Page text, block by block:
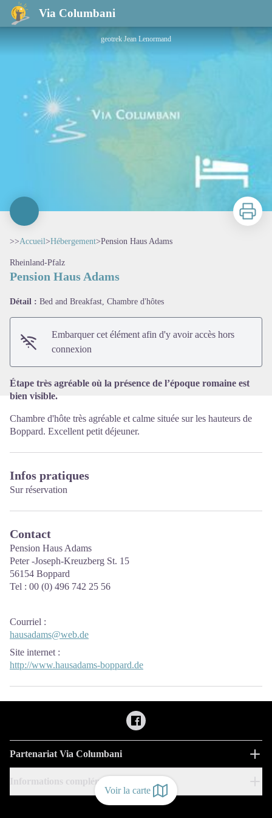
Via Columbani
Pension Haus Adams
Voir la carte
geotrek Jean Lenormand
Imprimer
>>Accueil>Hébergement>Pension Haus Adams
Rheinland-Pfalz
Pension Haus Adams
Détail : Bed and Breakfast, Chambre d'hôtes
Embarquer cet élément afin d'y avoir accès hors
connexion
Étape très agréable où la présence de l’époque romaine est
bien visible.
Chambre d'hôte très agréable et calme située sur les hauteurs de
Boppard. Excellent petit déjeuner.
Infos pratiques
Sur réservation
Contact
Pension Haus Adams
Peter -Joseph-Kreuzberg St. 15
56154 Boppard
Tel : 00 (0) 496 742 25 56
Courriel :
hausadams@web.de
Site internet :
http://www.hausadams-boppard.de
Partenariat Via Columbani
Informations complémentaires